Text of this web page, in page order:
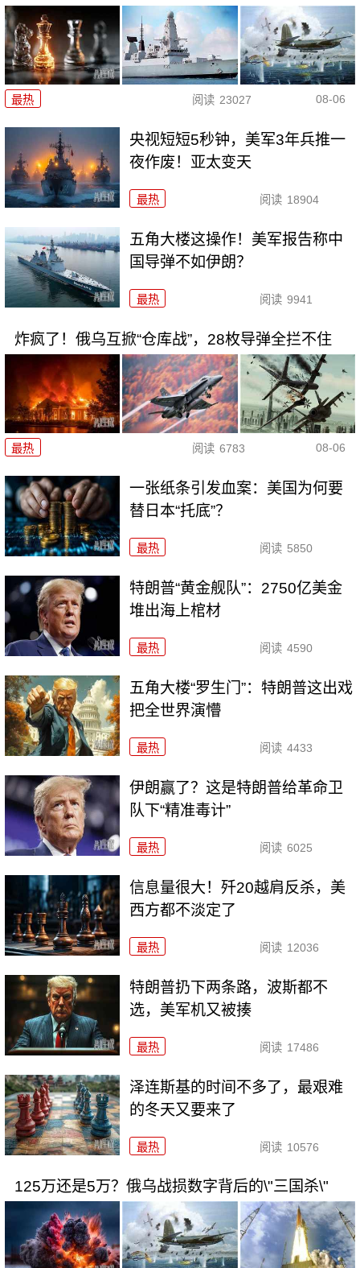
最热 阅读 23027 08-06
央视短短5秒钟，美军3年兵推一
夜作废！亚太变天
最热 阅读 18904
五角大楼这操作！美军报告称中
国导弹不如伊朗？
最热 阅读 9941
炸疯了！俄乌互掀“仓库战”，28枚导弹全拦不住
最热 阅读 6783 08-06
一张纸条引发血案：美国为何要
替日本“托底”？
最热 阅读 5850
特朗普“黄金舰队”：2750亿美金
堆出海上棺材
最热 阅读 4590
五角大楼“罗生门”：特朗普这出戏
把全世界演懵
最热 阅读 4433
伊朗赢了？这是特朗普给革命卫
队下“精准毒计”
最热 阅读 6025
信息量很大！歼20越肩反杀，美
西方都不淡定了
最热 阅读 12036
特朗普扔下两条路，波斯都不
选，美军机又被揍
最热 阅读 17486
泽连斯基的时间不多了，最艰难
的冬天又要来了
最热 阅读 10576
125万还是5万？俄乌战损数字背后的\"三国杀\"